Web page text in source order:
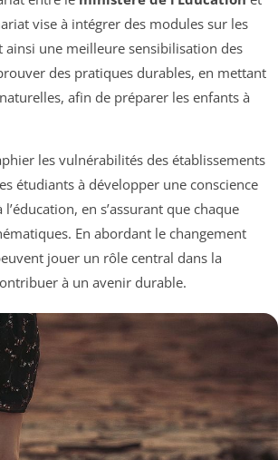
vise à intégrer des modules sur les
une meilleure sensibilisation des
des pratiques durables, en mettant
afin de préparer les enfants à
les vulnérabilités des établissements
étudiants à développer une conscience
en s’assurant que chaque
En abordant le changement
jouer un rôle central dans la
à un avenir durable.